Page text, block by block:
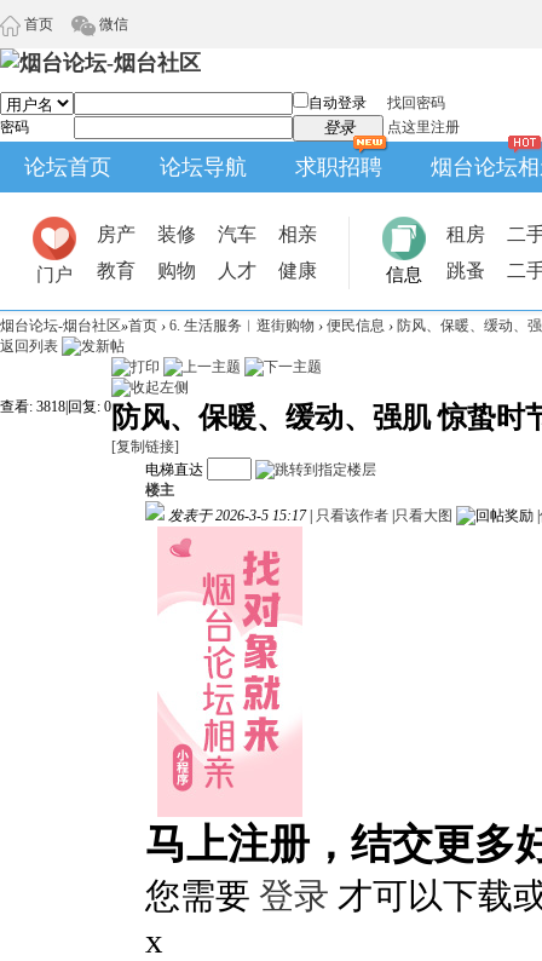
首页 微信
自动登录
找回密码
密码
登录 点这里注册
论坛首页 论坛导航 求职招聘 烟台论坛
门户
房产 装修 汽车
相亲
教育
购物 人才 健康 信息
租房
二
跳蚤
二
烟台论坛-烟台社区»首页 › 6. 生活服务︱逛街购物 › 便民信息 › 防风、保暖、缓动、
返回列表
查看: 3818 回复: 0 防风、保暖、缓动、强肌 惊蛰时
[复制链接]
电梯直达
楼主
发表于 2026-3-5 15:17
只看该作者 只看大图
马上注册，结交更多
您需要 登录 才可以下载
x